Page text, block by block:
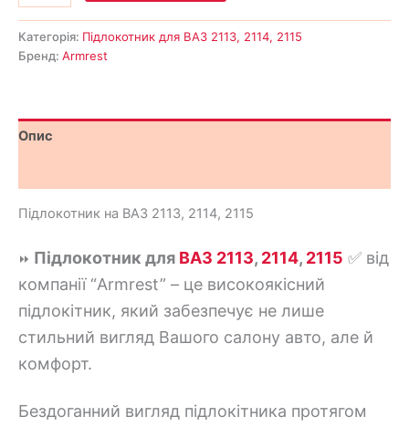
Категорія: Підлокотник для ВАЗ 2113, 2114, 2115
Бренд: Armrest
Опис
Підлокотник на ВАЗ 2113, 2114, 2115
⏩ Підлокотник для ВАЗ 2113, 2114, 2115 ✅ від
компанії “Armrest” – це високоякісний
підлокітник, який забезпечує не лише
стильний вигляд Вашого салону авто, але й
комфорт.
Бездоганний вигляд підлокітника протягом